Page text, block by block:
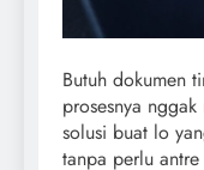
Butuh dokumen
prosesnya
solusi buat lo
tanpa perlu